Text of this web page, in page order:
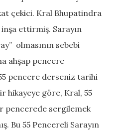
çekici. Kral Bhupatindra
inşa ettirmiş. Sarayın
olmasının sebebi
ahşap pencere
pencere derseniz tarihi
hikayeye göre, Kral, 55
pencerede sergilemek
Bu 55 Pencereli Sarayın